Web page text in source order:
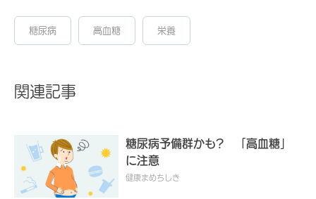
糖尿病 高血糖 栄養
関連記事
糖尿病予備群かも? 「高血糖」
に注意
健康まめちしき